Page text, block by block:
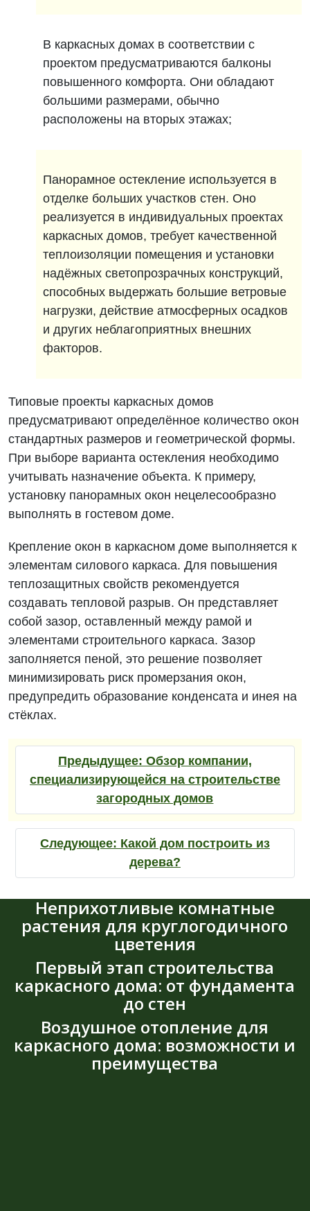
В каркасных домах в соответствии с
проектом предусматриваются балконы
повышенного комфорта. Они обладают
большими размерами, обычно
расположены на вторых этажах;
Панорамное остекление используется в
отделке больших участков стен. Оно
реализуется в индивидуальных проектах
каркасных домов, требует качественной
теплоизоляции помещения и установки
надёжных светопрозрачных конструкций,
способных выдержать большие ветровые
нагрузки, действие атмосферных осадков
и других неблагоприятных внешних
факторов.
Типовые проекты каркасных домов
предусматривают определённое количество окон
стандартных размеров и геометрической формы.
При выборе варианта остекления необходимо
учитывать назначение объекта. К примеру,
установку панорамных окон нецелесообразно
выполнять в гостевом доме.
Крепление окон в каркасном доме выполняется к
элементам силового каркаса. Для повышения
теплозащитных свойств рекомендуется
создавать тепловой разрыв. Он представляет
собой зазор, оставленный между рамой и
элементами строительного каркаса. Зазор
заполняется пеной, это решение позволяет
минимизировать риск промерзания окон,
предупредить образование конденсата и инея на
стёклах.
Предыдущее: Обзор компании,
специализирующейся на строительстве
загородных домов
Следующее: Какой дом построить из
дерева?
Неприхотливые комнатные
растения для круглогодичного
цветения
Первый этап строительства
каркасного дома: от фундамента
до стен
Воздушное отопление для
каркасного дома: возможности и
преимущества